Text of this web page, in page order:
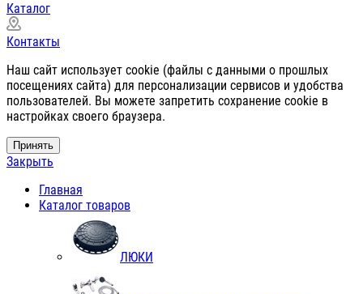
Каталог
Контакты
Наш сайт использует cookie (файлы с данными о прошлых
посещениях сайта) для персонализации сервисов и удобства
пользователей. Вы можете запретить сохранение cookie в
настройках своего браузера.
Принять
Закрыть
Главная
Каталог товаров
ЛЮКИ